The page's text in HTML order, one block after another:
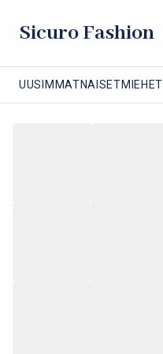
Sicuro Fashion
UUSIMMATNAISETMIEHET